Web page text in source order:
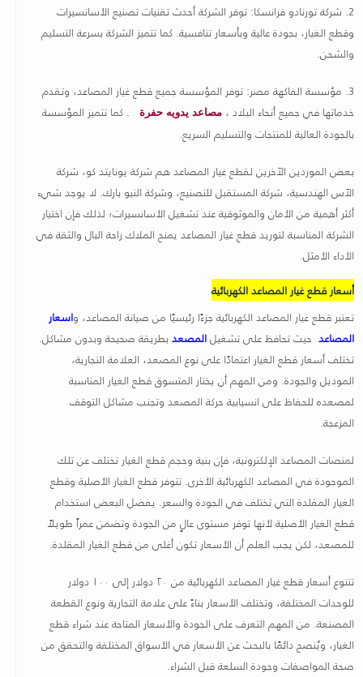
2. شركة تورنادو فرانسكا: توفر الشركة أحدث تقنيات تصنيع الأسانسيرات
وقطع الغيار، بجودة عالية وبأسعار تنافسية. كما تتميز الشركة بسرعة التسليم
والشحن.
3. مؤسسة الفاكهة مصر: توفر المؤسسة جميع قطع غيار المصاعد، وتقدم
خدماتها في جميع أنحاء البلاد ، مصاعد يدويه حفرة . كما تتميز المؤسسة
بالجودة العالية للمنتجات والتسليم السريع.
بعض الموردين الآخرين لقطع غيار المصاعد هم شركة يونايتد كو، شركة
الآس الهندسية، شركة المستقبل للتصنيع، وشركة النيو بارك. لا يوجد شيء
أكثر أهمية من الأمان والموثوقية عند تشغيل الأسانسيرات؛ لذلك فإن اختيار
الشركة المناسبة لتوريد قطع غيار المصاعد يمنح الملاك راحة البال والثقة في
الأداء الأمثل.
أسعار قطع غيار المصاعد الكهربائية
تعتبر قطع غيار المصاعد الكهربائية جزءًا رئيسيًا من صيانة المصاعد، واسعار
المصاعد حيث تحافظ على تشغيلالمصعد بطريقة صحيحة وبدون مشاكل.
تختلف أسعار قطع الغيار اعتمادًا على نوع المصعد، العلامة التجارية،
الموديل والجودة. ومن المهم أن يختار المتسوق قطع الغيار المناسبة
لمصعده للحفاظ على انسيابية حركة المصعد وتجنب مشاكل التوقف
المزعجة.
لمنصات المصاعد الإلكترونية، فإن بنية وحجم قطع الغيار تختلف عن تلك
الموجودة في المصاعد الكهربائية الأخرى. تتوفر قطع الغيار الأصلية وقطع
الغيار المقلدة التي تختلف في الجودة والسعر. يفضل البعض استخدام
قطع الغيار الأصلية لأنها توفر مستوى عالٍ من الجودة وتضمن عمراً طويلاً
للمصعد، لكن يجب العلم أن الأسعار تكون أغلى من قطع الغيار المقلدة.
تتنوع أسعار قطع غيار المصاعد الكهربائية من ٢٠ دولار إلى ١٠٠ دولار
للوحدات المختلفة، وتختلف الأسعار بناءً على علامة التجارية ونوع القطعة
المصنعة. من المهم التعرف على الجودة والأسعار المتاحة عند شراء قطع
الغيار، ويُنصح دائمًا بالبحث عن الأسعار في الأسواق المختلفة والتحقق من
صحة المواصفات وجودة السلعة قبل الشراء.